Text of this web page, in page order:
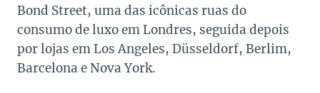
Bond Street, uma das icônicas ruas do
consumo de luxo em Londres, seguida depois
por lojas em Los Angeles, Düsseldorf, Berlim,
Barcelona e Nova York.